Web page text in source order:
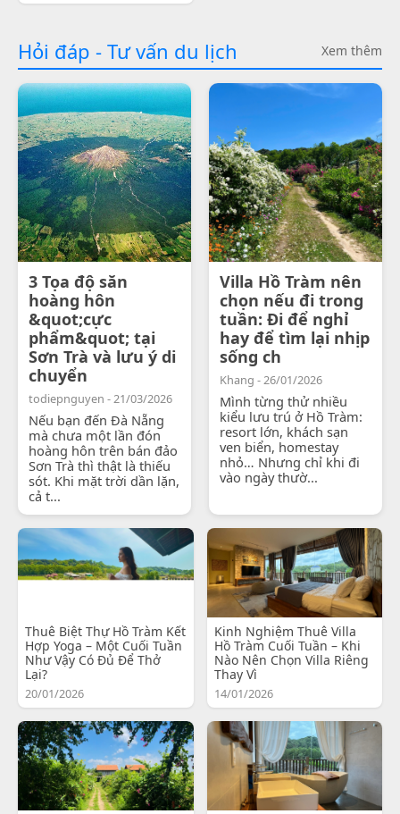
Hỏi đáp - Tư vấn du lịch Xem thêm
3 Tọa độ săn
hoàng hôn
&quot;cực
phẩm&quot; tại
Sơn Trà và lưu ý di
chuyển
todiepnguyen - 21/03/2026
Nếu bạn đến Đà Nẵng
mà chưa một lần đón
hoàng hôn trên bán đảo
Sơn Trà thì thật là thiếu
sót. Khi mặt trời dần lặn,
cả t...
Villa Hồ Tràm nên
chọn nếu đi trong
tuần: Đi để nghỉ
hay để tìm lại nhịp
sống ch
Khang - 26/01/2026
Mình từng thử nhiều
kiểu lưu trú ở Hồ Tràm:
resort lớn, khách sạn
ven biển, homestay
nhỏ… Nhưng chỉ khi đi
vào ngày thườ...
Thuê Biệt Thự Hồ Tràm Kết
Hợp Yoga – Một Cuối Tuần
Như Vậy Có Đủ Để Thở
Lại?
20/01/2026
Kinh Nghiệm Thuê Villa
Hồ Tràm Cuối Tuần – Khi
Nào Nên Chọn Villa Riêng
Thay Vì
14/01/2026